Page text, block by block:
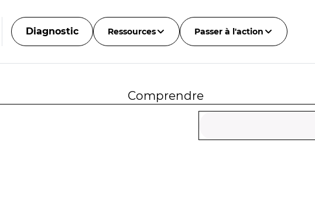
Diagnostic Ressources Passer à l'action
Comprendre